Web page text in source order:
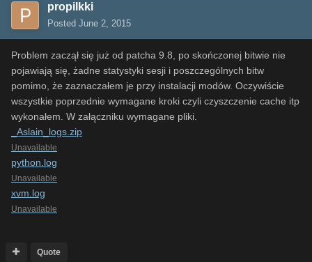
propilkki
Posted June 2, 2015
Problem zaczął się już od patcha 9.8, po skończonej bitwie nie
pojawiają się, żadne statystyki sesji i poszczególnych bitw
pomimo, że zaznaczałem je przy instalacji modów. Oczywiście
wszystkie poprzednie wymagane kroki czyli czyszczenie cache itp
wykonałem. W załączniku wymagane pliki.
_Aslain_logs.zip
Unavailable
python.log
Unavailable
xvm.log
Unavailable
Quote